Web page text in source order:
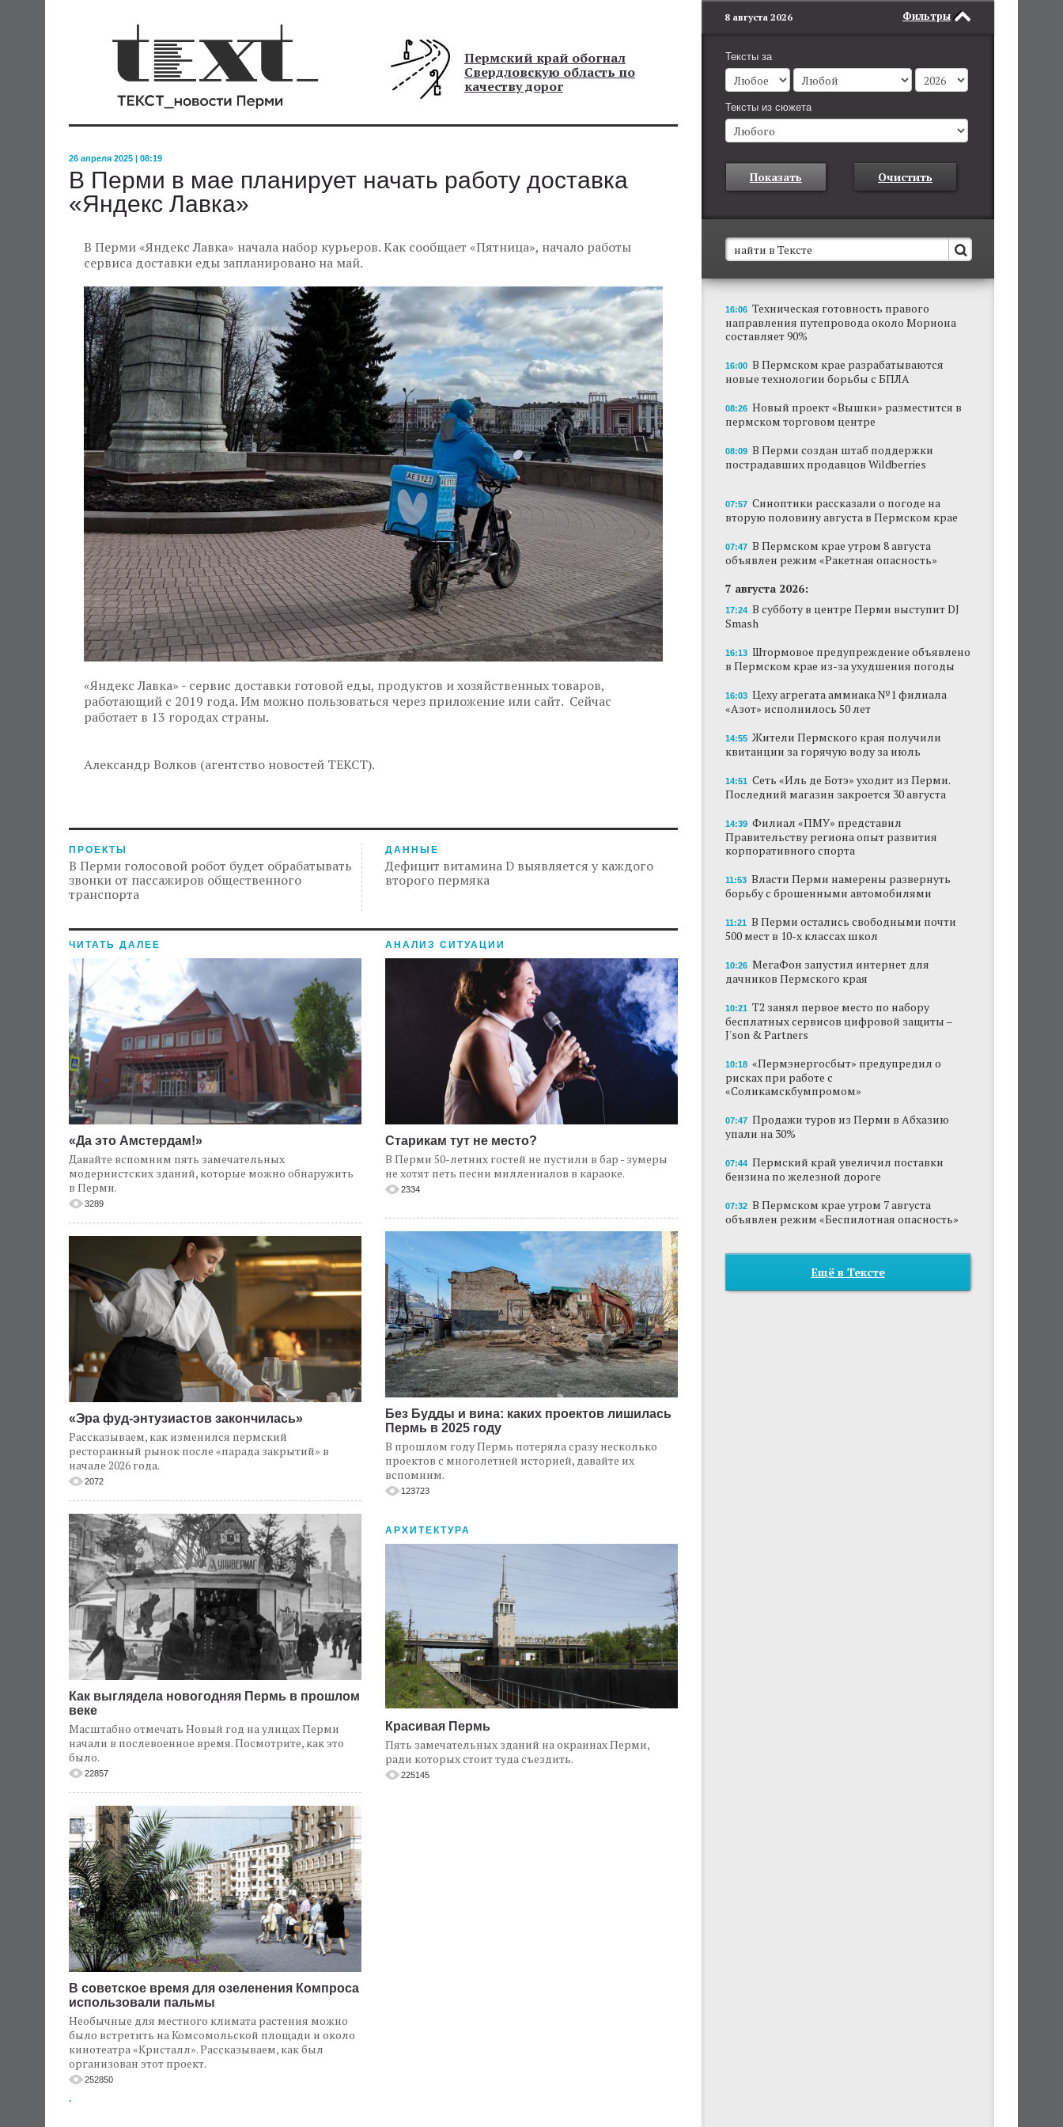
Пермский край обогнал
Свердловскую область по
качеству дорог
26 апреля 2025 | 08:19
В Перми в мае планирует начать работу доставка
«Яндекс Лавка»
В Перми «Яндекс Лавка» начала набор курьеров. Как сообщает «Пятница», начало работы
сервиса доставки еды запланировано на май.
«Яндекс Лавка» - сервис доставки готовой еды, продуктов и хозяйственных товаров,
работающий с 2019 года. Им можно пользоваться через приложение или сайт. Сейчас
работает в 13 городах страны.
Александр Волков (агентство новостей ТЕКСТ).
ПРОЕКТЫ
В Перми голосовой робот будет обрабатывать
звонки от пассажиров общественного
транспорта
ДАННЫЕ
Дефицит витамина D выявляется у каждого
второго пермяка
ЧИТАТЬ ДАЛЕЕ
«Да это Амстердам!»
Давайте вспомним пять замечательных
модернистских зданий, которые можно обнаружить
в Перми.
3289
«Эра фуд-энтузиастов закончилась»
Рассказываем, как изменился пермский
ресторанный рынок после «парада закрытий» в
начале 2026 года.
2072
Как выглядела новогодняя Пермь в прошлом
веке
Масштабно отмечать Новый год на улицах Перми
начали в послевоенное время. Посмотрите, как это
было.
22857
В советское время для озеленения Компроса
использовали пальмы
Необычные для местного климата растения можно
было встретить на Комсомольской площади и около
кинотеатра «Кристалл». Рассказываем, как был
организован этот проект.
252850
.
АНАЛИЗ СИТУАЦИИ
Старикам тут не место?
В Перми 50-летних гостей не пустили в бар - зумеры
не хотят петь песни миллениалов в караоке.
2334
Без Будды и вина: каких проектов лишилась
Пермь в 2025 году
В прошлом году Пермь потеряла сразу несколько
проектов с многолетней историей, давайте их
вспомним.
123723
АРХИТЕКТУРА
Красивая Пермь
Пять замечательных зданий на окраинах Перми,
ради которых стоит туда съездить.
225145
Фильтры
8 августа 2026
Тексты за
Тексты из сюжета
Показать Очистить
В Пермском крае установят новые станции
обнаружения беспилотников
Они используются для обнаружения и
отслеживания БПЛА в воздухе.
Новый проект «Вышки» разместится в
пермском торговом центре
В Перми создан штаб поддержки
В субботу в центре Перми выступит DJ Smash
Сеть «Иль де Ботэ» уходит из Перми
с брошенными автомобилями
на 30%
Власти вернулись к проекту большого
16:06 Техническая готовность правого
направления путепровода около Мориона
составляет 90%
16:00 В Пермском крае разрабатываются
новые технологии борьбы с БПЛА
08:26 Новый проект «Вышки» разместится в
пермском торговом центре
08:09 В Перми создан штаб поддержки
пострадавших продавцов Wildberries
07:57 Синоптики рассказали о погоде на
вторую половину августа в Пермском крае
07:47 В Пермском крае утром 8 августа
объявлен режим «Ракетная опасность»
7 августа 2026:
17:24 В субботу в центре Перми выступит DJ
Smash
16:13 Штормовое предупреждение объявлено
в Пермском крае из-за ухудшения погоды
16:03 Цеху агрегата аммиака №1 филиала
«Азот» исполнилось 50 лет
14:55 Жители Пермского края получили
квитанции за горячую воду за июль
14:51 Сеть «Иль де Ботэ» уходит из Перми.
Последний магазин закроется 30 августа
14:39 Филиал «ПМУ» представил
Правительству региона опыт развития
корпоративного спорта
11:53 Власти Перми намерены развернуть
борьбу с брошенными автомобилями
11:21 В Перми остались свободными почти
500 мест в 10-х классах школ
10:26 МегаФон запустил интернет для
дачников Пермского края
10:21 Т2 занял первое место по набору
бесплатных сервисов цифровой защиты –
J'son & Partners
10:18 «Пермэнергосбыт» предупредил о
рисках при работе с
«Соликамскбумпромом»
07:47 Продажи туров из Перми в Абхазию
упали на 30%
07:44 Пермский край увеличил поставки
бензина по железной дороге
07:32 В Пермском крае утром 7 августа
объявлен режим «Беспилотная опасность»
Ещё в Тексте